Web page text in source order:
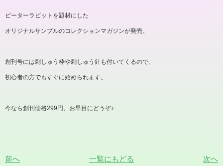
ピーターラビットを題材にした
オリジナルサンプルのコレクションマガジンが発売。
創刊号には刺しゅう枠や刺しゅう針も付いてくるので、
初心者の方でもすぐに始められます。
今なら創刊価格299 円、お早目にどうぞ♪
前へ 一覧にもどる 次へ